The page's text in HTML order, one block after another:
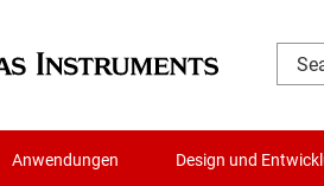
Anwendungen Design und